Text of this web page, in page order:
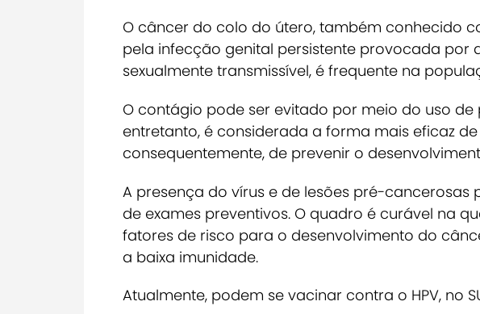
O câncer do colo do útero, também conhecido
pela infecção genital persistente provocada por
sexualmente transmissível, é frequente na
O contágio pode ser evitado por meio do uso de
entretanto, é considerada a forma mais eficaz
consequentemente, de prevenir o
A presença do vírus e de lesões pré-
de exames preventivos. O quadro é curável na
fatores de risco para o desenvolvimento do
a baixa imunidade.
Atualmente, podem se vacinar contra o HPV, no